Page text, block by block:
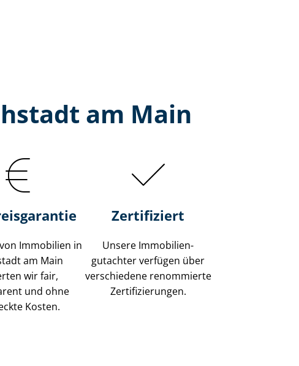
am Main
Immobilien in
am Main
wir fair,
und ohne
Kosten.
Zertifiziert
Unsere Immobilien­
gutachter verfügen über
verschiedene renommierte
Zer­ti­fi­zie­run­gen.